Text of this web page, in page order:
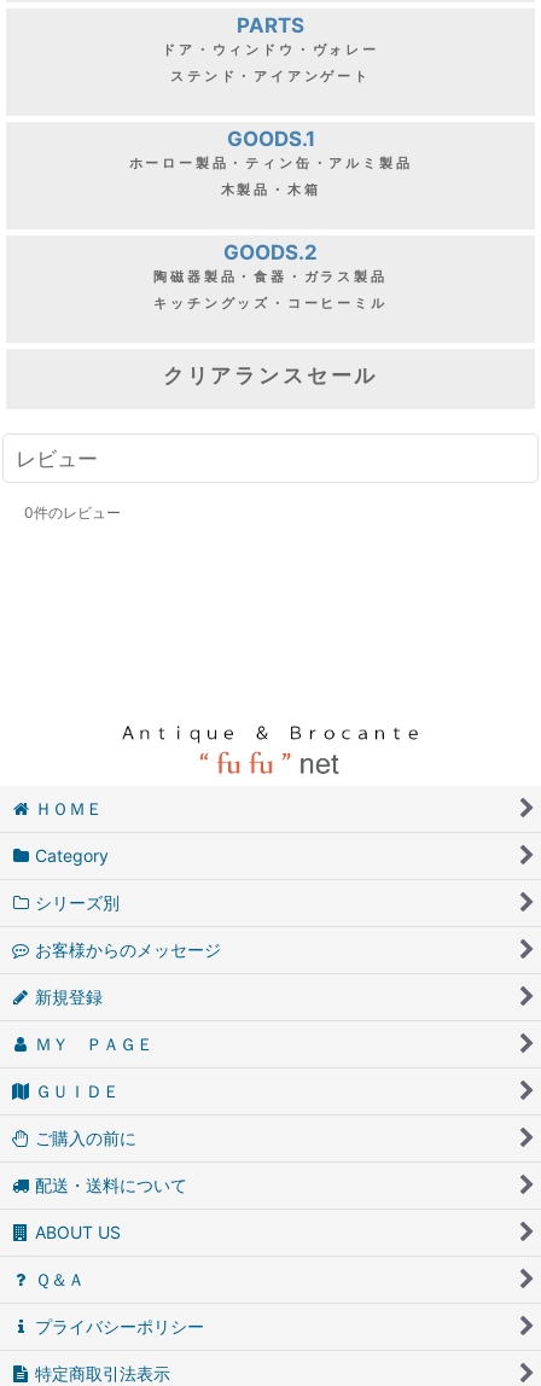
PARTS
ドア・ウィンドウ・ヴォレー
ステンド・アイアンゲート
GOODS.1
ホーロー製品・ティン缶・アルミ製品
木製品・木箱
GOODS.2
陶磁器製品・食器・ガラス製品
キッチングッズ・コーヒーミル
クリアランスセール
レビュー
0件のレビュー
ＨＯＭＥ
Category
シリーズ別
お客様からのメッセージ
新規登録
ＭＹ ＰＡＧＥ
ＧＵＩＤＥ
ご購入の前に
配送・送料について
ABOUT US
Ｑ＆Ａ
プライバシーポリシー
特定商取引法表示